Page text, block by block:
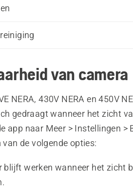
van camera
NERA, 430V NERA en 450V
gedraagt wanneer het zicht
app naar Meer > Instellingen >
van de volgende opties:
blijft werken wanneer het zicht